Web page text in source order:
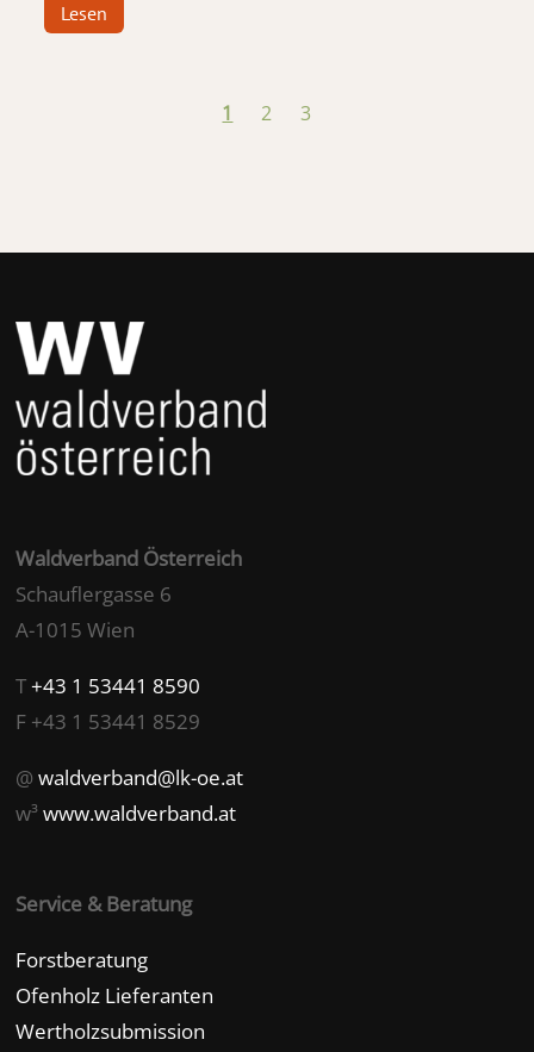
Lesen
1 2 3
Waldverband Österreich
Schauflergasse 6
A-1015 Wien
T+43 1 53441 8590
F +43 1 53441 8529
@waldverband@lk-oe.at
w³www.waldverband.at
Service & Beratung
Forstberatung
Ofenholz Lieferanten
Wertholzsubmission